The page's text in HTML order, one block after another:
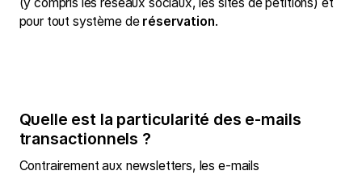
pour tout système de réservation.
Quelle est la particularité des e-mails
transactionnels ?
Contrairement aux newsletters, les e-mails